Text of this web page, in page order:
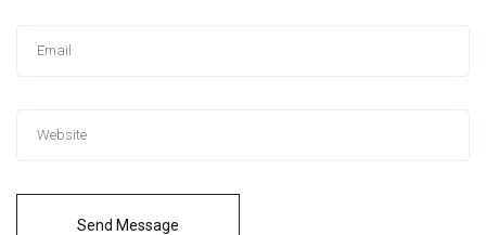
Send Message